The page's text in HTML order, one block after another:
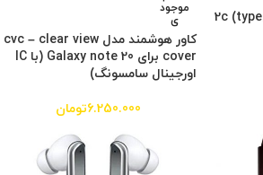
کابل شارژر سامسونگ مدل2c (type
موجود
ی
کاور هوشمند مدل cvc – clear view
cover برای Galaxy note 20 (با IC
اورجینال سامسونگ)
6.250.000تومان